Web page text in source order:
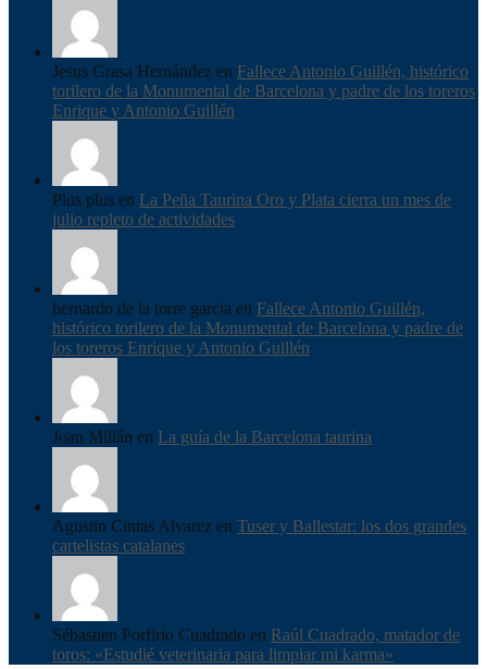
Jesus Grasa Hernández en Fallece Antonio Guillén, histórico
torilero de la Monumental de Barcelona y padre de los toreros
Enrique y Antonio Guillén
Plus plus en La Peña Taurina Oro y Plata cierra un mes de
julio repleto de actividades
bernardo de la torre garcia en Fallece Antonio Guillén,
histórico torilero de la Monumental de Barcelona y padre de
los toreros Enrique y Antonio Guillén
Joan Millán en La guía de la Barcelona taurina
Agustin Cintas Alvarez en Tuser y Ballestar: los dos grandes
cartelistas catalanes
Sébastien Porfirio Cuadrado en Raúl Cuadrado, matador de
toros: «Estudié veterinaria para limpiar mi karma»